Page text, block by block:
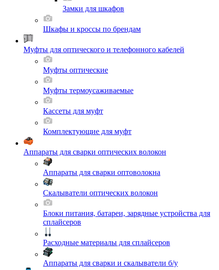
Замки для шкафов
Шкафы и кроссы по брендам
Муфты для оптического и телефонного кабелей
Муфты оптические
Муфты термоусаживаемые
Кассеты для муфт
Комплектующие для муфт
Аппараты для сварки оптических волокон
Аппараты для сварки оптоволокна
Скалыватели оптических волокон
Блоки питания, батареи, зарядные устройства для
сплайсеров
Расходные материалы для сплайсеров
Аппараты для сварки и скалыватели б/у